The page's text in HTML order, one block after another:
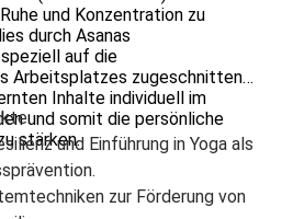
und Konzentration zu
durch Asanas
auf die
Arbeitsplatzes zugeschnitten
Inhalte individuell im
und somit die persönliche
stärken.und Einführung in Yoga als
zur Förderung von